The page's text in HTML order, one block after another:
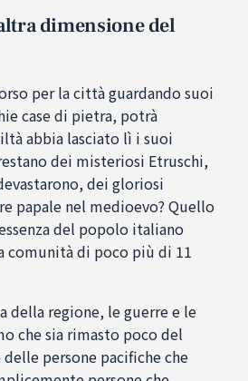
dimensione del
per la città guardando suoi
case di pietra, potrà
abbia lasciato lì i suoi
dei misteriosi Etruschi,
dei gloriosi
papale nel medioevo? Quello
del popolo italiano
comunità di poco più di 11
della regione, le guerre e le
che sia rimasto poco del
delle persone pacifiche che